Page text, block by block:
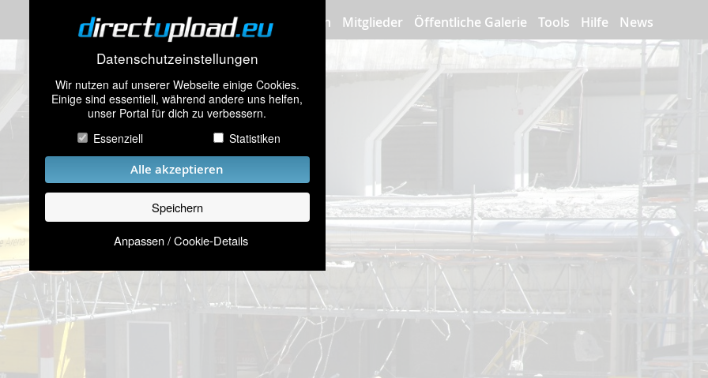
Datenschutzeinstellungen
Wir nutzen auf unserer Webseite einige Cookies.
Einige sind essentiell, während andere uns helfen,
unser Portal für dich zu verbessern.
Essenziell
Statistiken
Alle akzeptieren
Speichern
Anpassen / Cookie-Details
Bilder hochladen Mitglieder Öffentliche Galerie Tools Hilfe News